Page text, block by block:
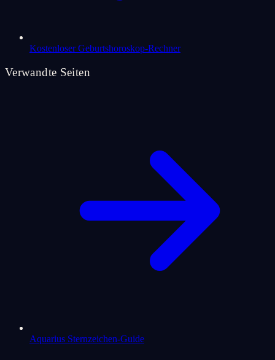
Kostenloser Geburtshoroskop-Rechner
Verwandte Seiten
Aquarius Sternzeichen-Guide